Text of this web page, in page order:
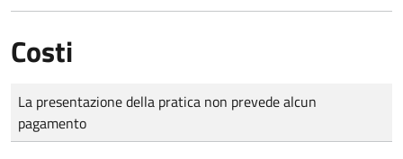
Costi
Tipo di pagamento
Importo
La presentazione della pratica non prevede alcun
pagamento